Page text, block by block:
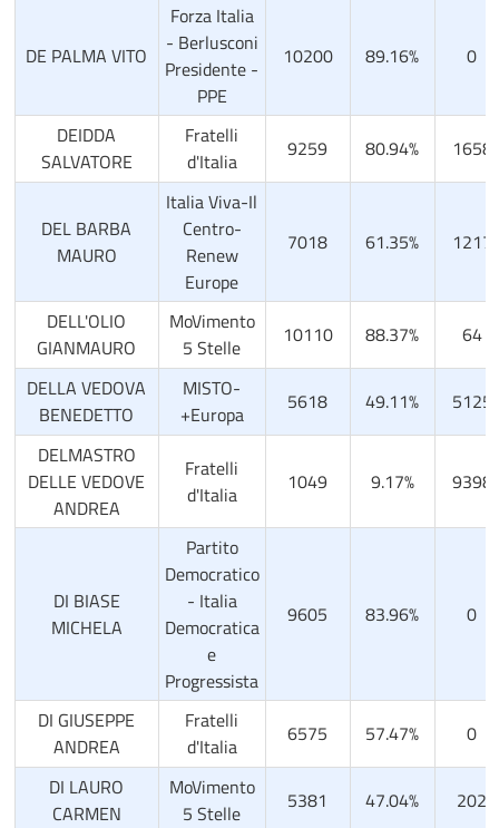
DE PALMA VITO
Forza Italia
- Berlusconi
Presidente -
PPE
10200 89.16% 0
DEIDDA
SALVATORE
Fratelli
d'Italia
9259 80.94% 1658
DEL BARBA
MAURO
Italia Viva-Il
Centro-
Renew
Europe
7018 61.35% 1217
DELL'OLIO
GIANMAURO
MoVimento
5 Stelle
10110 88.37%
64
DELLA VEDOVA
BENEDETTO
MISTO-
+Europa
5618 49.11%
5125
DELMASTRO
DELLE VEDOVE
ANDREA
Fratelli
d'Italia
1049 9.17% 9398
DI BIASE
MICHELA
Partito
Democratico
- Italia
Democratica
e
Progressista
9605 83.96% 0
DI GIUSEPPE
ANDREA
Fratelli
d'Italia
6575 57.47%
0
DI LAURO
CARMEN
MoVimento
5 Stelle
5381 47.04%
202